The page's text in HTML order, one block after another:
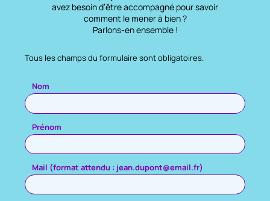
avez besoin d’être accompagné pour savoir
comment le mener à bien ?
Parlons-en ensemble !
Tous les champs du formulaire sont obligatoires.
Nom
Prénom
Mail (format attendu : jean.dupont@email.fr)